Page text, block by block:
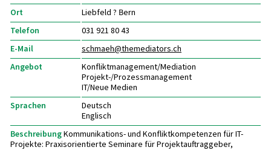
Ort
Liebfeld ? Bern
Telefon
031 921 80 43
E-Mail
schmaeh@themediators.ch
Angebot
Konfliktmanagement/Mediation
Projekt-/Prozessmanagement
IT/Neue Medien
Sprachen
Deutsch
Englisch
BeschreibungKommunikations- und Konfliktkompetenzen für IT-
Projekte: Praxisorientierte Seminare für Projektauftraggeber,